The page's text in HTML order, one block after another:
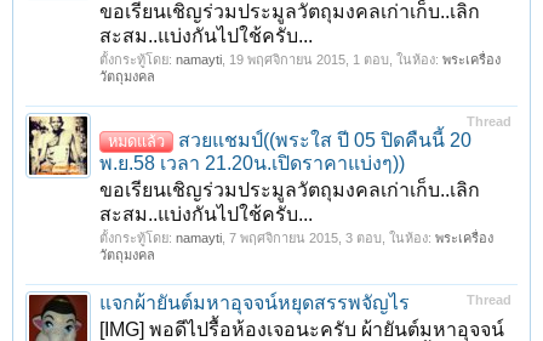
ขอเรียนเชิญร่วมประมูลวัตถุมงคลเก่าเก็บ..เลิก
สะสม..แบ่งกันไปใช้ครับ...
ตั้งกระทู้โดย: namayti 19 พฤศจิกายน 2015 , 1 ตอบ, ในห้อง: พระเครื่อง
วัตถุมงคล
Thread
หมดแล้ว
สวยแชมป์((พระใส ปี 05 ปิดคืนนี้ 20
พ.ย.58 เวลา 21.20น.เปิดราคาแบ่งๆ))
ขอเรียนเชิญร่วมประมูลวัตถุมงคลเก่าเก็บ..เลิก
สะสม..แบ่งกันไปใช้ครับ...
ตั้งกระทู้โดย: namayti 7 พฤศจิกายน 2015 , 3 ตอบ, ในห้อง: พระเครื่อง
วัตถุมงคล
Thread
แจกผ้ายันต์มหาอุจจน์หยุดสรรพจัญไร
[IMG] พอดีไปรื้อห้องเจอนะครับ ผ้ายันต์มหาอุจจน์